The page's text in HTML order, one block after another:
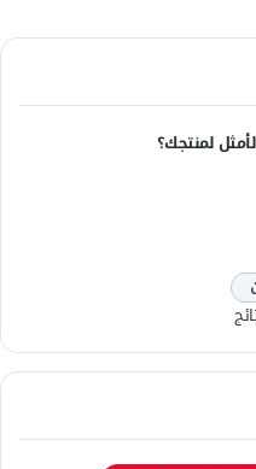
لمنتجك؟